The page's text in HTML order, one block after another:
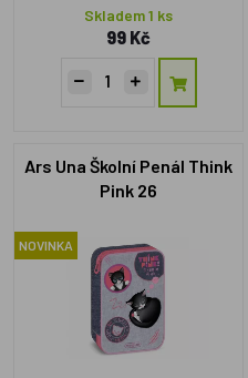
Skladem 1 ks
99 Kč
Ars Una Školní Penál Think
Pink 26
NOVINKA